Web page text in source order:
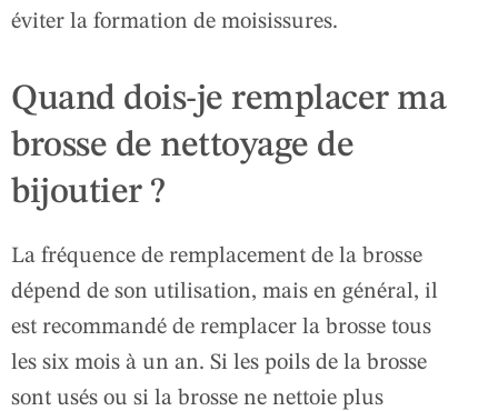
éviter la formation de moisissures.
Quand dois-je remplacer ma
brosse de nettoyage de
bijoutier ?
La fréquence de remplacement de la brosse
dépend de son utilisation, mais en général, il
est recommandé de remplacer la brosse tous
les six mois à un an. Si les poils de la brosse
sont usés ou si la brosse ne nettoie plus